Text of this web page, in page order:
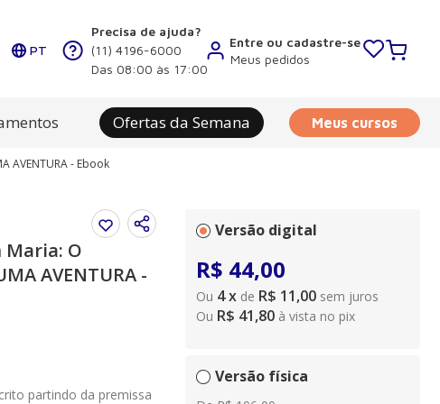
PT
Precisa de ajuda?
(11) 4196-6000
Das 08:00 às 17:00
Entre ou cadastre-se
Meus pedidos
Ofertas da Semana Meus cursos
AVENTURA - Ebook
Maria: O
AVENTURA -
partindo da premissa
Versão digital
R$ 44,00
Ou 4x de R$ 11,00 sem juros
Ou R$ 41,80 à vista no pix
Versão física